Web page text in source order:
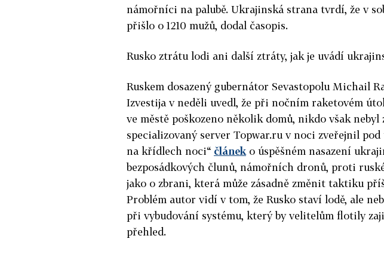
námořníci na palubě. Ukrajinská strana tvrdí, že v
přišlo o 1210 mužů, dodal časopis.
Rusko ztrátu lodi ani další ztráty, jak je uvádí
Ruskem dosazený gubernátor Sevastopolu Michail
Izvestija v neděli uvedl, že při nočním raketovém
ve městě poškozeno několik domů, nikdo však nebyl
specializovaný server Topwar.ru v noci zveřejnil
na křídlech noci“ článek o úspěšném nasazení
bezposádkových člunů, námořních dronů, proti
jako o zbrani, která může zásadně změnit taktiku
Problém autor vidí v tom, že Rusko staví lodě, ale
při vybudování systému, který by velitelům flotily
přehled.